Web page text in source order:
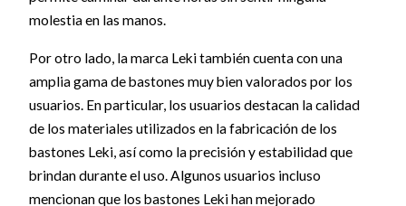
molestia en las manos.
Por otro lado, la marca Leki también cuenta con una
amplia gama de bastones muy bien valorados por los
usuarios. En particular, los usuarios destacan la calidad
de los materiales utilizados en la fabricación de los
bastones Leki, así como la precisión y estabilidad que
brindan durante el uso. Algunos usuarios incluso
mencionan que los bastones Leki han mejorado